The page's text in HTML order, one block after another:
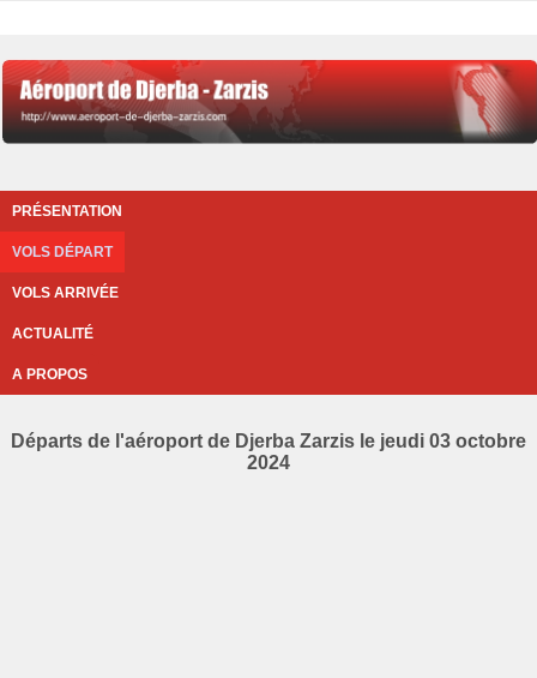
PRÉSENTATION
VOLS DÉPART
VOLS ARRIVÉE
ACTUALITÉ
A PROPOS
Départs de l'aéroport de Djerba Zarzis le jeudi 03 octobre
2024